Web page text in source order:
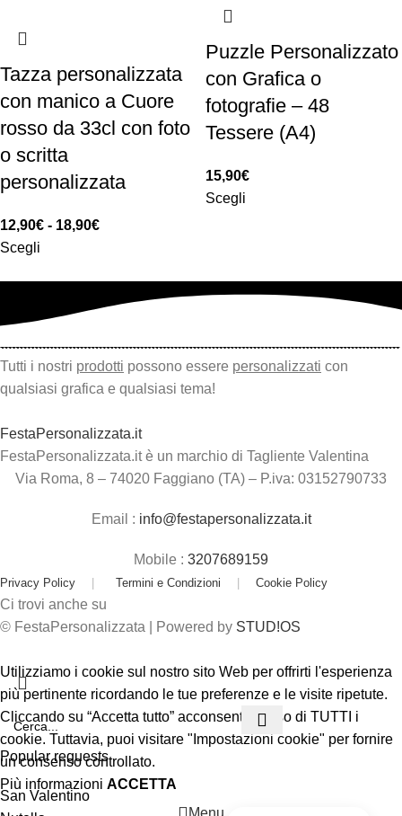
Tazza personalizzata
con manico a Cuore
rosso da 33cl con foto
o scritta
personalizzata
12,90€ - 18,90€
Scegli
Puzzle Personalizzato
con Grafica o
fotografie – 48
Tessere (A4)
15,90€
Scegli
Tutti i nostri prodotti possono essere personalizzati con
qualsiasi grafica e qualsiasi tema!
FestaPersonalizzata.it
FestaPersonalizzata.it è un marchio di Tagliente Valentina
Via Roma, 8 – 74020 Faggiano (TA) – P.iva: 03152790733
Email : info@festapersonalizzata.it
Mobile : 3207689159
Privacy Policy | Termini e Condizioni | Cookie Policy
Ci trovi anche su
© FestaPersonalizzata | Powered by STUD!OS
Popular requests
San Valentino
Utilizziamo i cookie sul nostro sito Web per offrirti l'esperienza
più pertinente ricordando le tue preferenze e le visite ripetute.
Cliccando su “Accetta tutto” acconsenti all'uso di TUTTI i
cookie. Tuttavia, puoi visitare "Impostazioni cookie" per fornire
un consenso controllato.
Più informazioni ACCETTA
Menu